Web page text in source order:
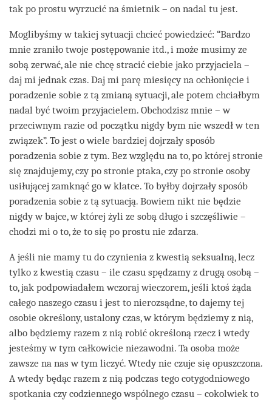
tak po prostu wyrzucić na śmietnik – on nadal tu jest.
Moglibyśmy w takiej sytuacji chcieć powiedzieć: “Bardzo
mnie zraniło twoje postępowanie itd., i może musimy ze
sobą zerwać, ale nie chcę stracić ciebie jako przyjaciela –
daj mi jednak czas. Daj mi parę miesięcy na ochłonięcie i
poradzenie sobie z tą zmianą sytuacji, ale potem chciałbym
nadal być twoim przyjacielem. Obchodzisz mnie – w
przeciwnym razie od początku nigdy bym nie wszedł w ten
związek”. To jest o wiele bardziej dojrzały sposób
poradzenia sobie z tym. Bez względu na to, po której stronie
się znajdujemy, czy po stronie ptaka, czy po stronie osoby
usiłującej zamknąć go w klatce. To byłby dojrzały sposób
poradzenia sobie z tą sytuacją. Bowiem nikt nie będzie
nigdy w bajce, w której żyli ze sobą długo i szczęśliwie –
chodzi mi o to, że to się po prostu nie zdarza.
A jeśli nie mamy tu do czynienia z kwestią seksualną, lecz
tylko z kwestią czasu – ile czasu spędzamy z drugą osobą –
to, jak podpowiadałem wczoraj wieczorem, jeśli ktoś żąda
całego naszego czasu i jest to nierozsądne, to dajemy tej
osobie określony, ustalony czas, w którym będziemy z nią,
albo będziemy razem z nią robić określoną rzecz i wtedy
jesteśmy w tym całkowicie niezawodni. Ta osoba może
zawsze na nas w tym liczyć. Wtedy nie czuje się opuszczona.
A wtedy będąc razem z nią podczas tego cotygodniowego
spotkania czy codziennego wspólnego czasu – cokolwiek to